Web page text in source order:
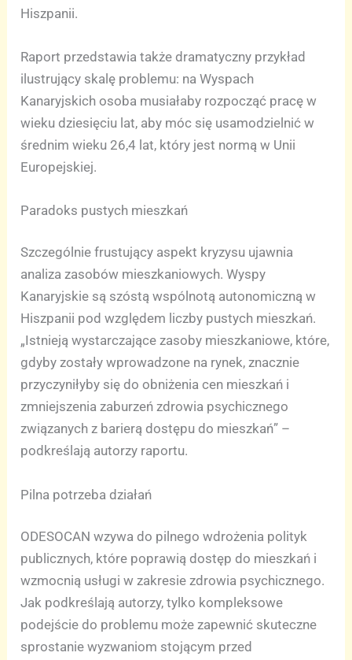
Hiszpanii.
Raport przedstawia także dramatyczny przykład
ilustrujący skalę problemu: na Wyspach
Kanaryjskich osoba musiałaby rozpocząć pracę w
wieku dziesięciu lat, aby móc się usamodzielnić w
średnim wieku 26,4 lat, który jest normą w Unii
Europejskiej.
Paradoks pustych mieszkań
Szczególnie frustujący aspekt kryzysu ujawnia
analiza zasobów mieszkaniowych. Wyspy
Kanaryjskie są szóstą wspólnotą autonomiczną w
Hiszpanii pod względem liczby pustych mieszkań.
„Istnieją wystarczające zasoby mieszkaniowe, które,
gdyby zostały wprowadzone na rynek, znacznie
przyczyniłyby się do obniżenia cen mieszkań i
zmniejszenia zaburzeń zdrowia psychicznego
związanych z barierą dostępu do mieszkań” –
podkreślają autorzy raportu.
Pilna potrzeba działań
ODESOCAN wzywa do pilnego wdrożenia polityk
publicznych, które poprawią dostęp do mieszkań i
wzmocnią usługi w zakresie zdrowia psychicznego.
Jak podkreślają autorzy, tylko kompleksowe
podejście do problemu może zapewnić skuteczne
sprostanie wyzwaniom stojącym przed